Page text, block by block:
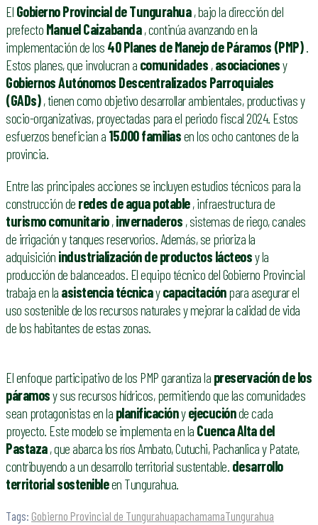
El Gobierno Provincial de Tungurahua, bajo la dirección del
prefecto Manuel Caizabanda, continúa avanzando en la
implementación de los 40 Planes de Manejo de Páramos (PMP).
Estos planes, que involucran a comunidades ,asociacionesy
Gobiernos Autónomos Descentralizados Parroquiales
(GADs), tienen como objetivo desarrollar ambientales, productivas y
socio-organizativas, proyectadas para el periodo fiscal 2024. Estos
esfuerzos benefician a 15.000 familiasen los ocho cantones de la
provincia.
Entre las principales acciones se incluyen estudios técnicos para la
construcción de redes de agua potable, infraestructura de
turismo comunitario,invernaderos , sistemas de riego, canales
de irrigación y tanques reservorios. Además, se prioriza la
adquisición industrialización de productos lácteosy la
producción de balanceados. El equipo técnico del Gobierno Provincial
trabaja en la asistencia técnicaycapacitaciónpara asegurar el
uso sostenible de los recursos naturales y mejorar la calidad de vida
de los habitantes de estas zonas.
El enfoque participativo de los PMP garantiza la preservación de los
páramosy sus recursos hídricos, permitiendo que las comunidades
sean protagonistas en la planificaciónyejecuciónde cada
proyecto. Este modelo se implementa en la Cuenca Alta del
Pastaza, que abarca los ríos Ambato, Cutuchi, Pachanlica y Patate,
contribuyendo a un desarrollo territorial sustentable. desarrollo
territorial sostenibleen Tungurahua.
Tags: Gobierno Provincial de TungurahuapachamamaTungurahua